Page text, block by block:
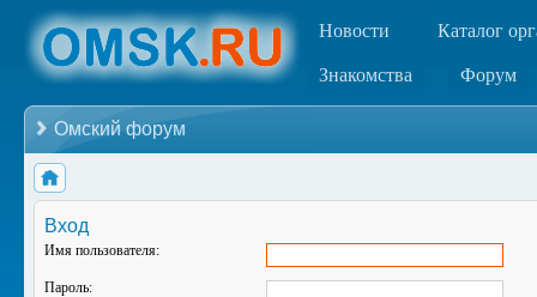
Новости Каталог
Знакомства Форум
Омский форум
Вход
Имя пользователя:
Пароль: